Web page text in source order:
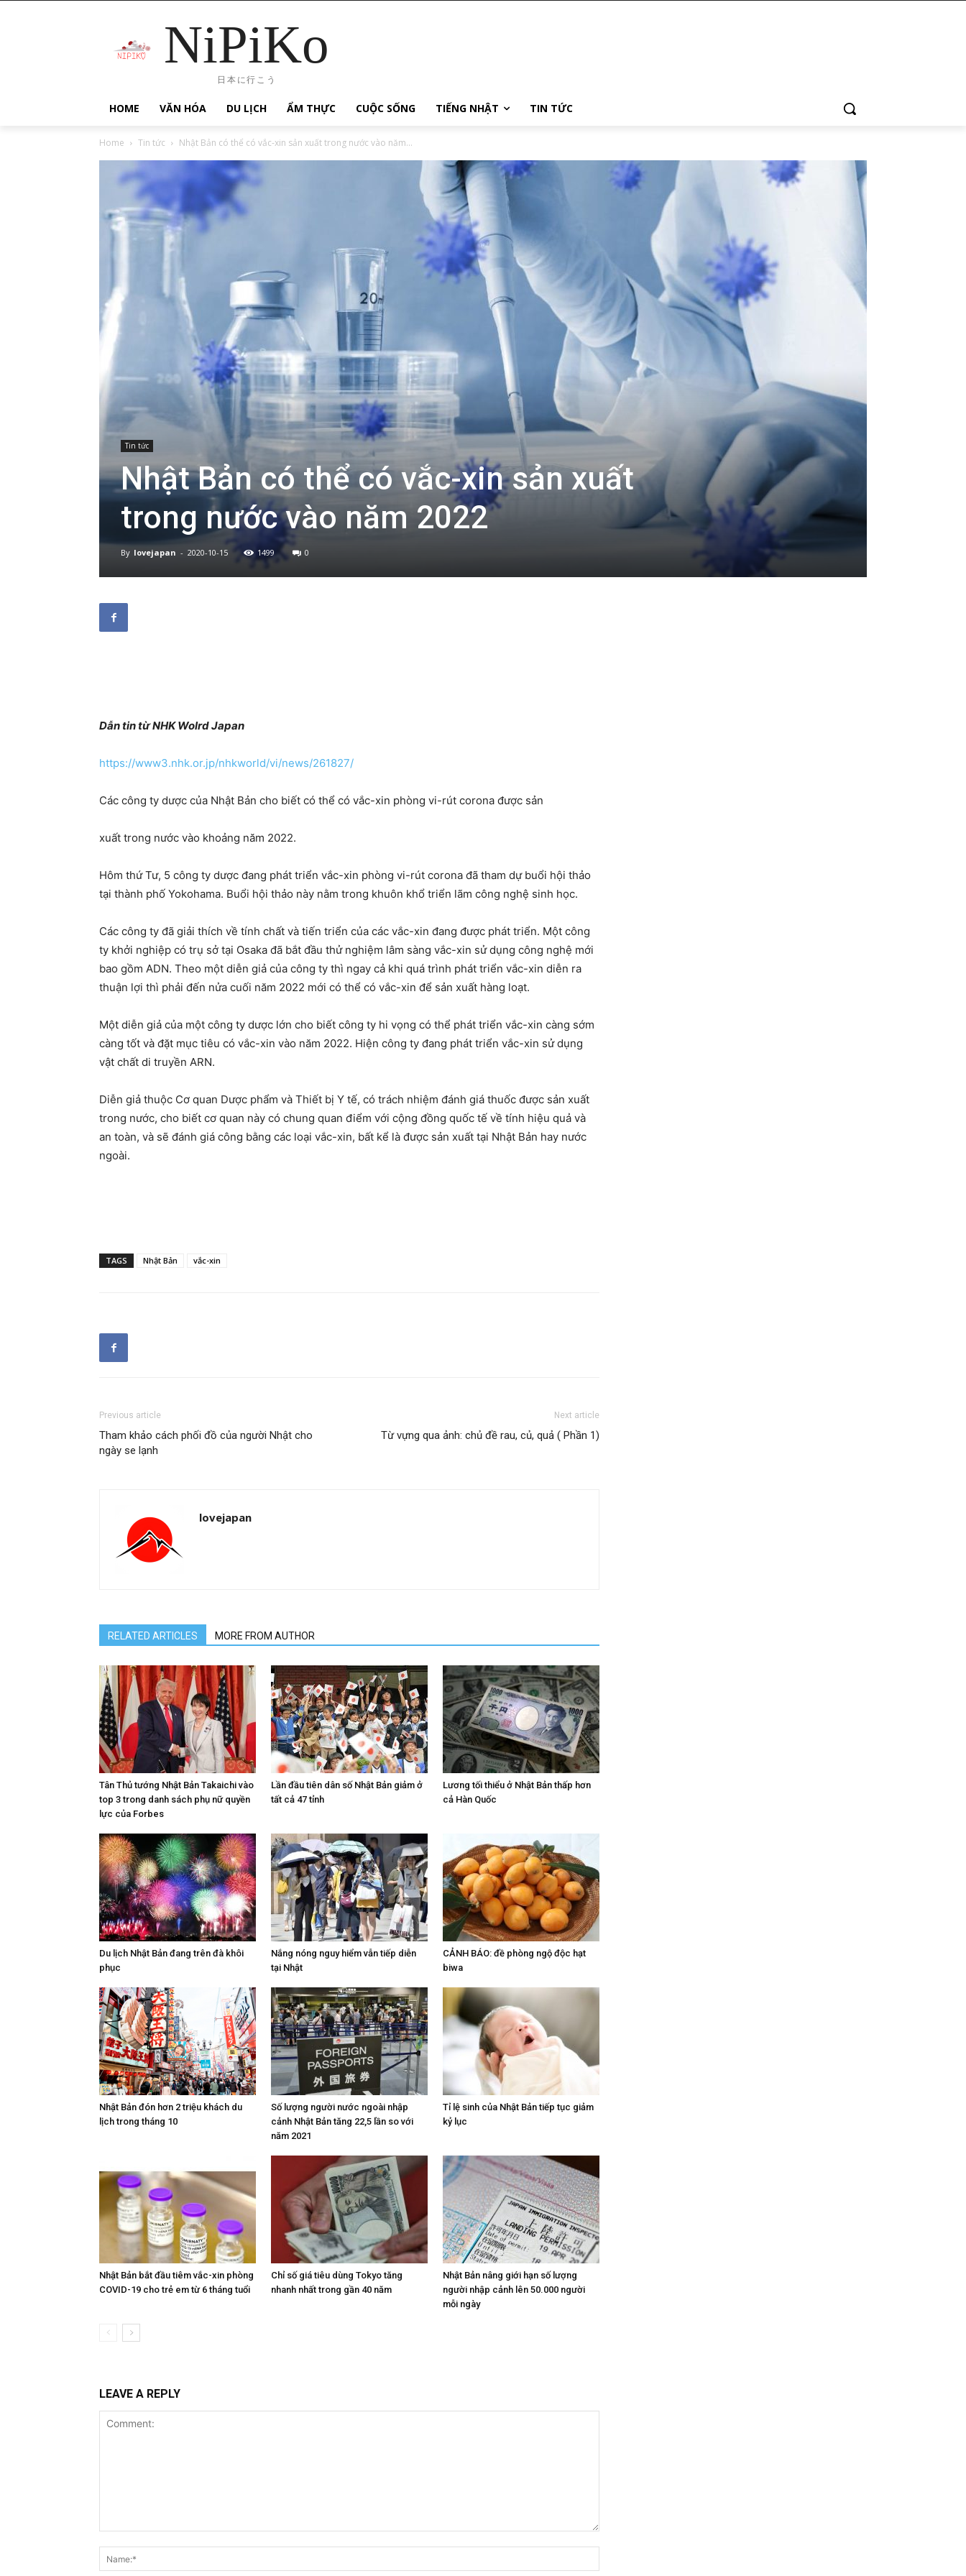
NiPiKo
日本に行こう
HOME VĂN HÓA DU LỊCH ẨM THỰC CUỘC SỐNG TIẾNG NHẬT TIN TỨC
Home Tin tức Nhật Bản có thể có vắc-xin sản xuất trong nước vào năm...
Tin tức
Nhật Bản có thể có vắc-xin sản xuất
trong nước vào năm 2022
By lovejapan - 2020-10-15 1499 0
Dẫn tin từ NHK Wolrd Japan
https://www3.nhk.or.jp/nhkworld/vi/news/261827/
Các công ty dược của Nhật Bản cho biết có thể có vắc-xin phòng vi-rút corona được sản
xuất trong nước vào khoảng năm 2022.
Hôm thứ Tư, 5 công ty dược đang phát triển vắc-xin phòng vi-rút corona đã tham dự buổi hội thảo
tại thành phố Yokohama. Buổi hội thảo này nằm trong khuôn khổ triển lãm công nghệ sinh học.
Các công ty đã giải thích về tính chất và tiến triển của các vắc-xin đang được phát triển. Một công
ty khởi nghiệp có trụ sở tại Osaka đã bắt đầu thử nghiệm lâm sàng vắc-xin sử dụng công nghệ mới
bao gồm ADN. Theo một diễn giả của công ty thì ngay cả khi quá trình phát triển vắc-xin diễn ra
thuận lợi thì phải đến nửa cuối năm 2022 mới có thể có vắc-xin để sản xuất hàng loạt.
Một diễn giả của một công ty dược lớn cho biết công ty hi vọng có thể phát triển vắc-xin càng sớm
càng tốt và đặt mục tiêu có vắc-xin vào năm 2022. Hiện công ty đang phát triển vắc-xin sử dụng
vật chất di truyền ARN.
Diễn giả thuộc Cơ quan Dược phẩm và Thiết bị Y tế, có trách nhiệm đánh giá thuốc được sản xuất
trong nước, cho biết cơ quan này có chung quan điểm với cộng đồng quốc tế về tính hiệu quả và
an toàn, và sẽ đánh giá công bằng các loại vắc-xin, bất kể là được sản xuất tại Nhật Bản hay nước
ngoài.
TAGS Nhật Bản vắc-xin
Previous article
Tham khảo cách phối đồ của người Nhật cho
ngày se lạnh
Next article
Từ vựng qua ảnh: chủ đề rau, củ, quả ( Phần 1)
lovejapan
RELATED ARTICLES MORE FROM AUTHOR
Tân Thủ tướng Nhật Bản Takaichi vào
top 3 trong danh sách phụ nữ quyền
lực của Forbes
Lần đầu tiên dân số Nhật Bản giảm ở
tất cả 47 tỉnh
Lương tối thiểu ở Nhật Bản thấp hơn
cả Hàn Quốc
Du lịch Nhật Bản đang trên đà khôi
phục
Nắng nóng nguy hiểm vẫn tiếp diễn
tại Nhật
CẢNH BÁO: đề phòng ngộ độc hạt
biwa
Nhật Bản đón hơn 2 triệu khách du
lịch trong tháng 10
Số lượng người nước ngoài nhập
cảnh Nhật Bản tăng 22,5 lần so với
năm 2021
Tỉ lệ sinh của Nhật Bản tiếp tục giảm
kỷ lục
Nhật Bản bắt đầu tiêm vắc-xin phòng
COVID-19 cho trẻ em từ 6 tháng tuổi
Chỉ số giá tiêu dùng Tokyo tăng
nhanh nhất trong gần 40 năm
Nhật Bản nâng giới hạn số lượng
người nhập cảnh lên 50.000 người
mỗi ngày
LEAVE A REPLY